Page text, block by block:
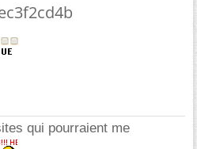
qui pourraient me